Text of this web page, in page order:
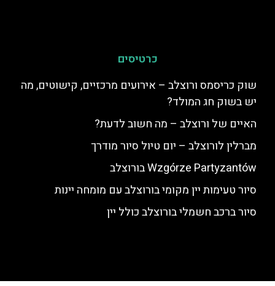
כרטיסים
שוק כריסמס ורוצלב – אירועים מרכזיים, קישוטים, מה
יש בשוק חג המולד?
האיים של ורוצלב – מה חשוב לדעת?
מברלין לורוצלב – יום טיול סיור מודרך
Wzgórze Partyzantów בורוצלב
סיור טעימות יין מקומי בורוצלב עם מומחה יינות
סיור ברכב חשמלי בורוצלב כולל יין